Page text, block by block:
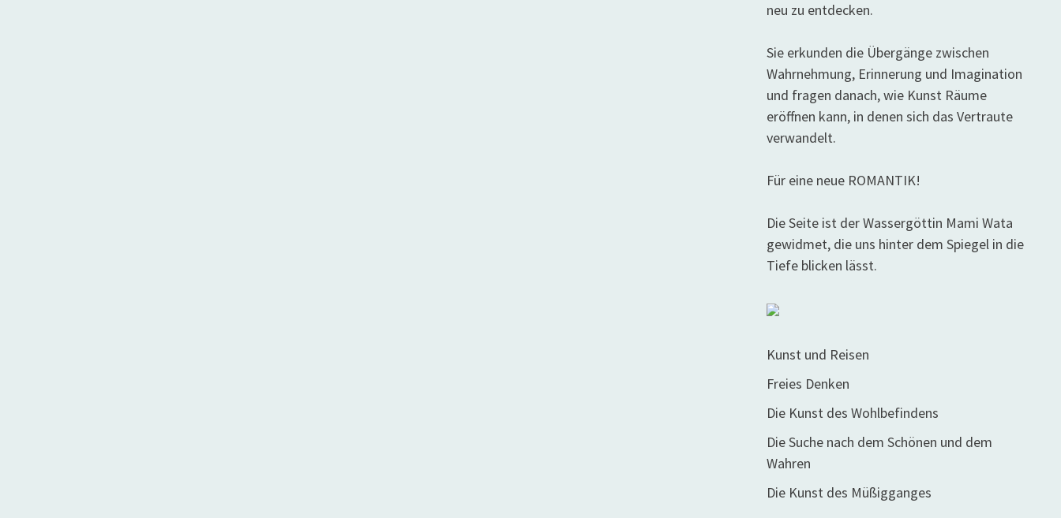
neu zu entdecken.
Sie erkunden die Übergänge zwischen
Wahrnehmung, Erinnerung und Imagination
und fragen danach, wie Kunst Räume
eröffnen kann, in denen sich das Vertraute
verwandelt.
Für eine neue ROMANTIK!
Die Seite ist der Wassergöttin Mami Wata
gewidmet, die uns hinter dem Spiegel in die
Tiefe blicken lässt.
Kunst und Reisen
Freies Denken
Die Kunst des Wohlbefindens
Die Suche nach dem Schönen und dem
Wahren
Die Kunst des Müßigganges